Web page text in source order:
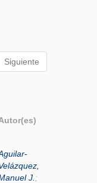
Siguiente
J. ;